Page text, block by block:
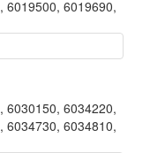
, 6019500, 6019690,
, 6030150, 6034220,
, 6034730, 6034810,